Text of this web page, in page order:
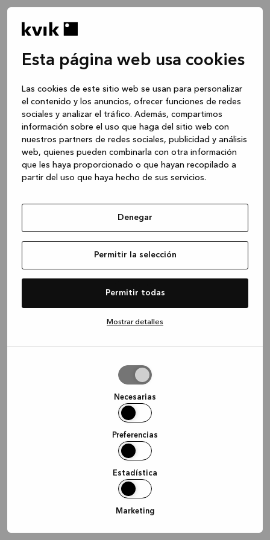
Esta página web usa cookies
Las cookies de este sitio web se usan para personalizar
el contenido y los anuncios, ofrecer funciones de redes
sociales y analizar el tráfico. Además, compartimos
información sobre el uso que haga del sitio web con
nuestros partners de redes sociales, publicidad y análisis
web, quienes pueden combinarla con otra información
que les haya proporcionado o que hayan recopilado a
partir del uso que haya hecho de sus servicios.
Denegar
Permitir la selección
Permitir todas
Mostrar detalles
Necesarias
Preferencias
Estadística
Marketing
Application error: a client-side exception has occurred
loadingwww.kvik.es (see the browser console for more